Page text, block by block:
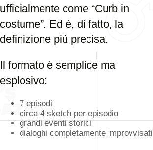
ufficialmente come “Curb in
costume”. Ed è, di fatto, la
definizione più precisa.
Il formato è semplice ma
esplosivo:
7 episodi
circa 4 sketch per episodio
grandi eventi storici
dialoghi completamente improvvisati